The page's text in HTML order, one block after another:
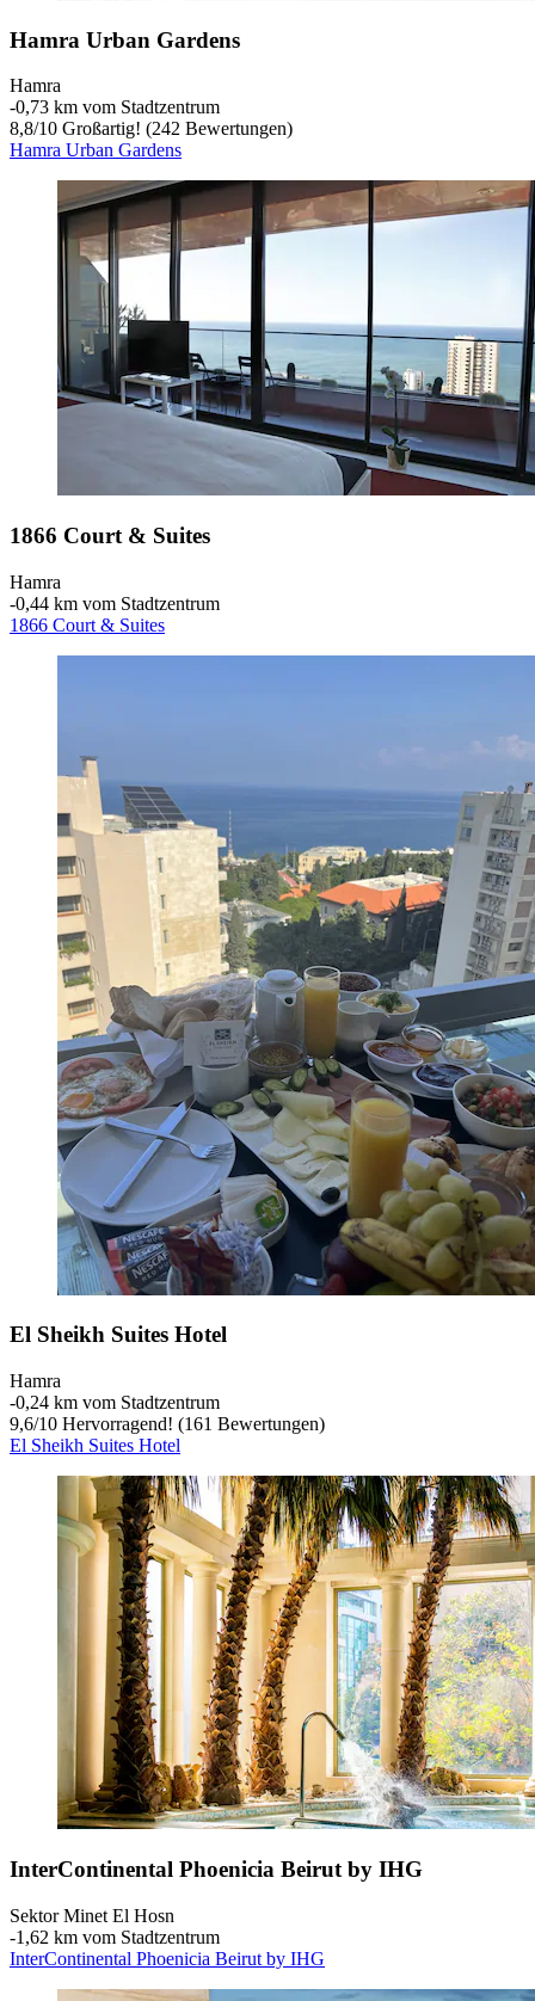
Hamra Urban Gardens
Hamra
‐0,73 km vom Stadtzentrum
8,8/10 Großartig! (242 Bewertungen)
Hamra Urban Gardens
1866 Court & Suites
Hamra
‐0,44 km vom Stadtzentrum
1866 Court & Suites
El Sheikh Suites Hotel
Hamra
‐0,24 km vom Stadtzentrum
9,6/10 Hervorragend! (161 Bewertungen)
El Sheikh Suites Hotel
InterContinental Phoenicia Beirut by IHG
Sektor Minet El Hosn
‐1,62 km vom Stadtzentrum
InterContinental Phoenicia Beirut by IHG